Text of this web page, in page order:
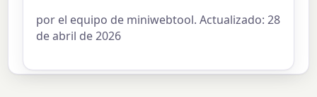
por el equipo de miniwebtool. Actualizado: 28
de abril de 2026